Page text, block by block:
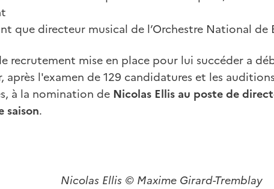
que directeur musical de l’Orchestre National de
recrutement mise en place pour lui succéder a
l'examen de 129 candidatures et les
à la nomination de Nicolas Ellis au poste de
saison.
Nicolas Ellis © Maxime Girard-Tremblay